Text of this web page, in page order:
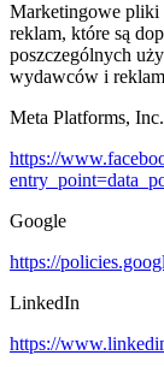
Marketingowe pliki
reklam, które są
poszczególnych
wydawców i
Meta Platforms, Inc.
https://
Google
https://
LinkedIn
https://